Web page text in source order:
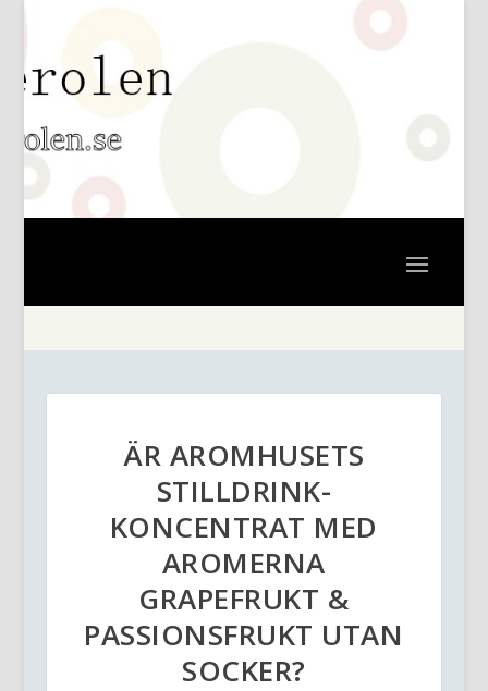
ÄR AROMHUSETS
STILLDRINK-
KONCENTRAT MED
AROMERNA
GRAPEFRUKT &
PASSIONSFRUKT UTAN
SOCKER?